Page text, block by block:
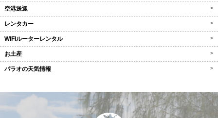
空港送迎 >
レンタカー >
WIFIルーターレンタル >
お土産 >
パラオの天気情報 >